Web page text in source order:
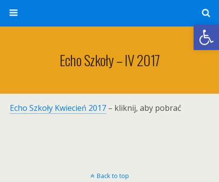
Echo Szkoły – IV 2017
Echo Szkoły Kwiecień 2017 – kliknij, aby pobrać
Back to top